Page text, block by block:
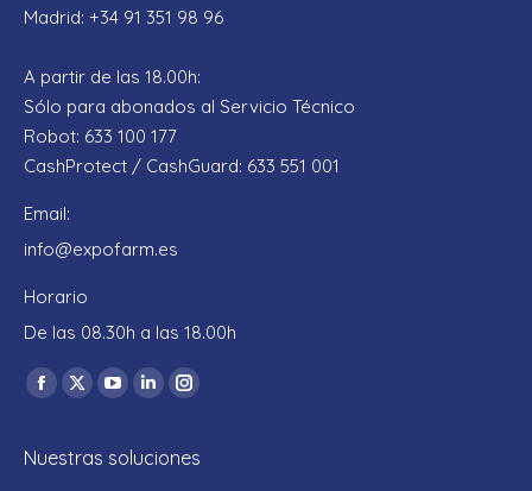
Madrid: +34 91 351 98 96
A partir de las 18.00h:
Sólo para abonados al Servicio Técnico
Robot: 633 100 177
CashProtect / CashGuard: 633 551 001
Email:
info@expofarm.es
Horario
De las 08.30h a las 18.00h
Encuéntranos en:
Facebook
opens
X
opens
YouTube
opens
Linkedin
opens
Instagram
opens
Nuestras soluciones